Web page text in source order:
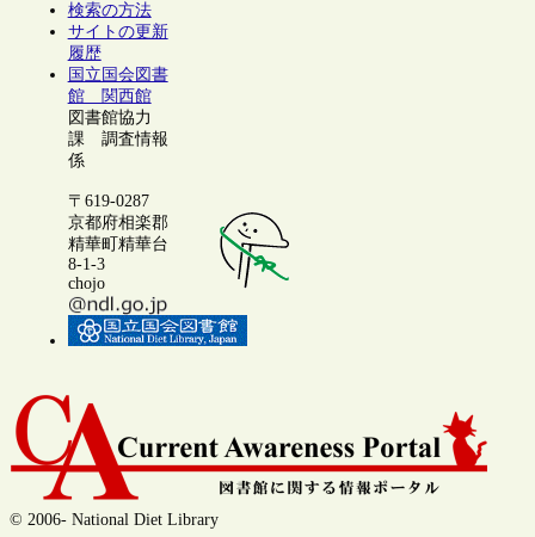
検索の方法
サイトの更新
履歴
国立国会図書
館 関西館
図書館協力
課 調査情報
係
〒619-0287
京都府相楽郡
精華町精華台
8-1-3
chojo
© 2006- National Diet Library